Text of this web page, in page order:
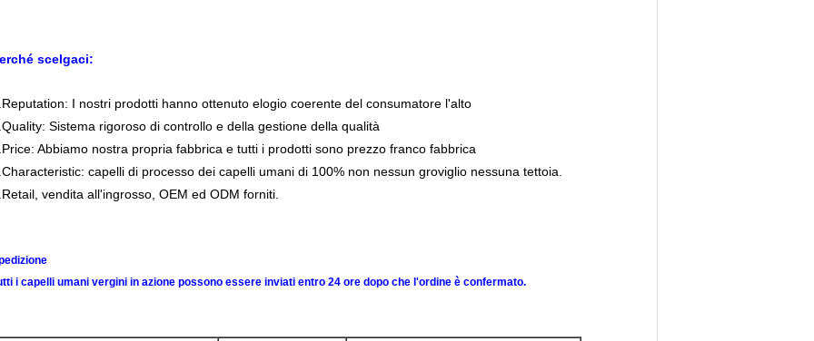
scelgaci:
I nostri prodotti hanno ottenuto elogio coerente del consumatore l'alto
Sistema rigoroso di controllo e della gestione della qualità
Abbiamo nostra propria fabbrica e tutti i prodotti sono prezzo franco fabbrica
capelli di processo dei capelli umani di 100% non nessun groviglio nessuna tettoia.
vendita all'ingrosso, OEM ed ODM forniti.
i capelli umani vergini in azione possono essere inviati entro 24 ore dopo che l'ordine è confermato.